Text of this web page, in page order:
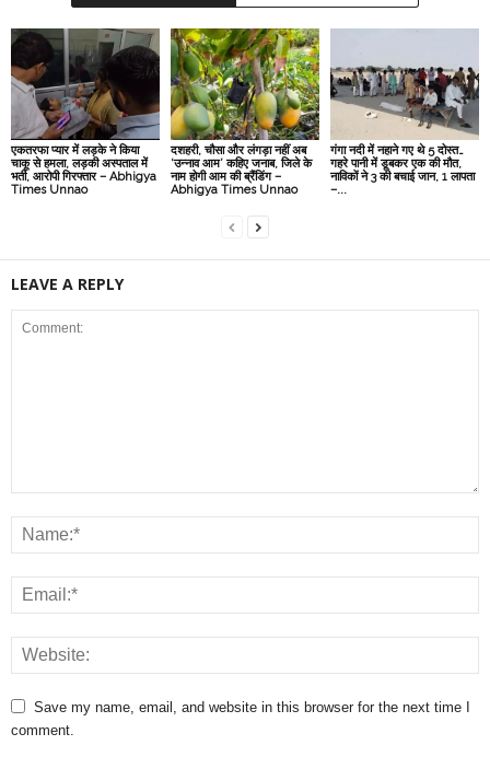
एकतरफा प्यार में लड़के ने किया
चाकू से हमला, लड़की अस्पताल में
भर्ती, आरोपी गिरफ्तार – Abhigya
Times Unnao
दशहरी, चौसा और लंगड़ा नहीं अब
‘उन्नाव आम’ कहिए जनाब, जिले के
नाम होगी आम की ब्रैंडिंग –
Abhigya Times Unnao
गंगा नदी में नहाने गए थे 5 दोस्त…
गहरे पानी में डूबकर एक की मौत,
नाविकों ने 3 की बचाई जान, 1 लापता
–...
LEAVE A REPLY
Save my name, email, and website in this browser for the next time I
comment.